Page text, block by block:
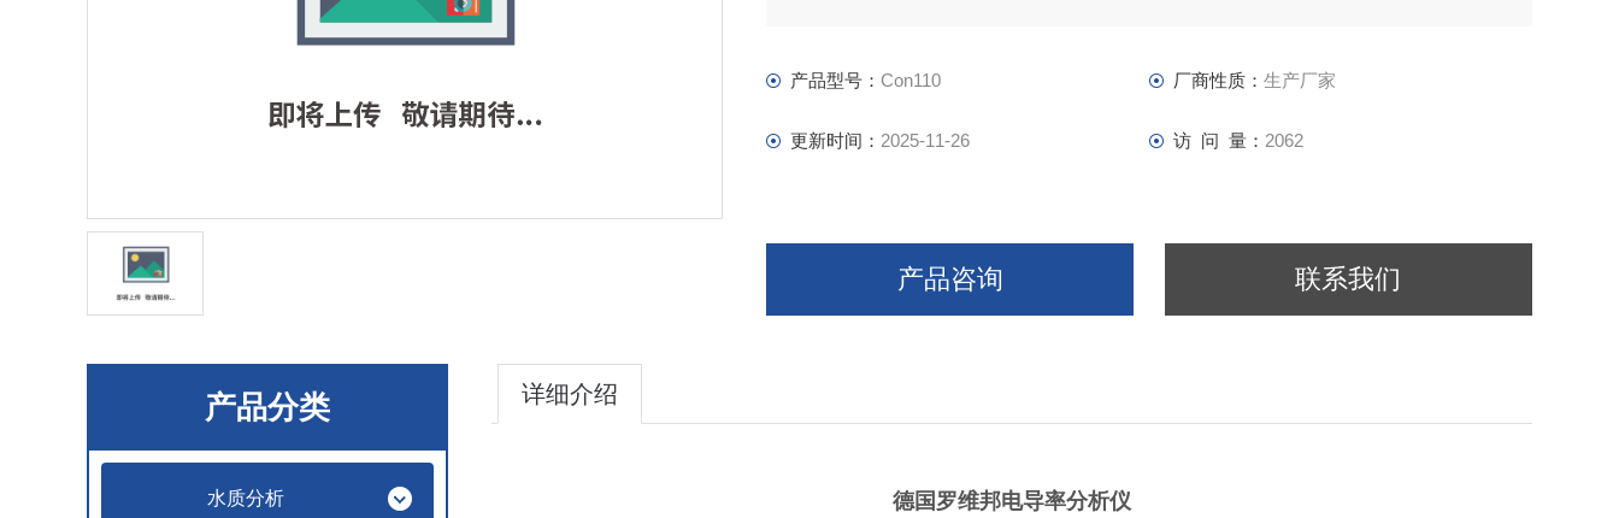
产品型号： Con110 厂商性质： 生产厂家
更新时间： 2025-11-26 访 问 量： 2062
产品咨询 联系我们
产品分类
水质分析
详细介绍
德国罗维邦电导率分析仪